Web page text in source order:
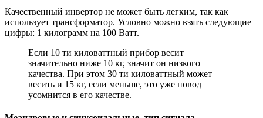
Качественный инвертор не может быть легким, так как
использует трансформатор. Условно можно взять следующие
цифры: 1 килограмм на 100 Ватт.
Если 10 ти киловаттный прибор весит
значительно ниже 10 кг, значит он низкого
качества. При этом 30 ти киловаттный может
весить и 15 кг, если меньше, это уже повод
усомнится в его качестве.